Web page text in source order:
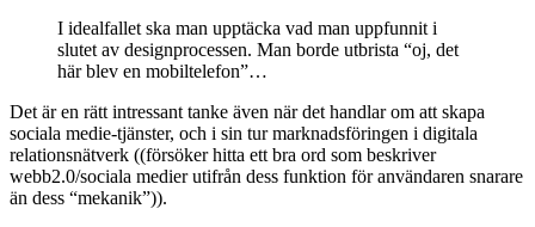
I idealfallet ska man upptäcka vad man uppfunnit i
slutet av designprocessen. Man borde utbrista “oj, det
här blev en mobiltelefon”…
Det är en rätt intressant tanke även när det handlar om att skapa
sociala medie-tjänster, och i sin tur marknadsföringen i digitala
relationsnätverk ((försöker hitta ett bra ord som beskriver
webb2.0/sociala medier utifrån dess funktion för användaren snarare
än dess “mekanik”)).